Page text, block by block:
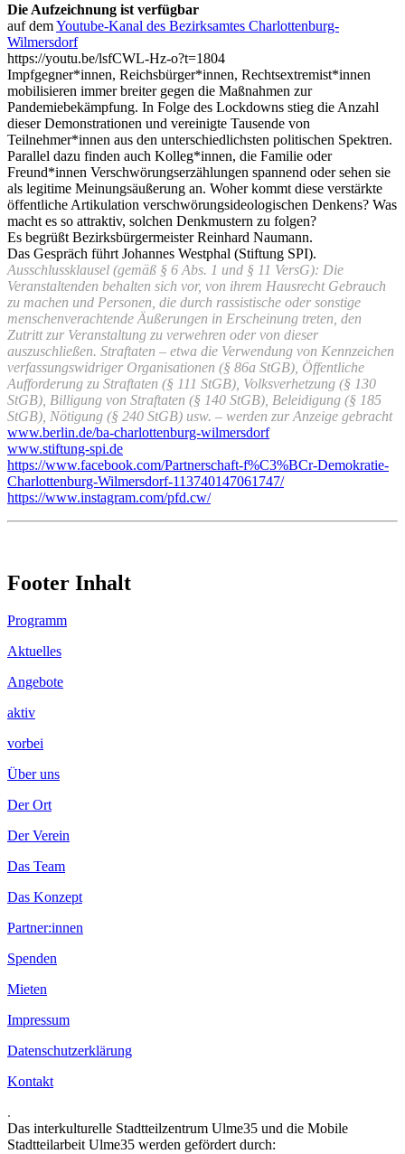
Die Aufzeichnung ist verfügbar
auf demYoutube-Kanal des Bezirksamtes Charlottenburg-
Wilmersdorf
https://youtu.be/lsfCWL-Hz-o?t=1804
Impfgegner*innen, Reichsbürger*innen, Rechtsextremist*innen
mobilisieren immer breiter gegen die Maßnahmen zur
Pandemiebekämpfung. In Folge des Lockdowns stieg die Anzahl
dieser Demonstrationen und vereinigte Tausende von
Teilnehmer*innen aus den unterschiedlichsten politischen Spektren.
Parallel dazu finden auch Kolleg*innen, die Familie oder
Freund*innen Verschwörungserzählungen spannend oder sehen sie
als legitime Meinungsäußerung an. Woher kommt diese verstärkte
öffentliche Artikulation verschwörungsideologischen Denkens? Was
macht es so attraktiv, solchen Denkmustern zu folgen?
Es begrüßt Bezirksbürgermeister Reinhard Naumann.
Das Gespräch führt Johannes Westphal (Stiftung SPI).
Ausschlussklausel (gemäß § 6 Abs. 1 und § 11 VersG): Die
Veranstaltenden behalten sich vor, von ihrem Hausrecht Gebrauch
zu machen und Personen, die durch rassistische oder sonstige
menschenverachtende Äußerungen in Erscheinung treten, den
Zutritt zur Veranstaltung zu verwehren oder von dieser
auszuschließen. Straftaten – etwa die Verwendung von Kennzeichen
verfassungswidriger Organisationen (§ 86a StGB), Öffentliche
Aufforderung zu Straftaten (§ 111 StGB), Volksverhetzung (§ 130
StGB), Billigung von Straftaten (§ 140 StGB), Beleidigung (§ 185
StGB), Nötigung (§ 240 StGB) usw. – werden zur Anzeige gebracht
www.berlin.de/ba-charlottenburg-wilmersdorf
www.stiftung-spi.de
https://www.facebook.com/Partnerschaft-f%C3%BCr-Demokratie-
Charlottenburg-Wilmersdorf-113740147061747/
https://www.instagram.com/pfd.cw/
Footer Inhalt
Programm
Aktuelles
Angebote
aktiv
vorbei
Über uns
Der Ort
Der Verein
Das Team
Das Konzept
Partner:innen
Spenden
Mieten
Impressum
Datenschutzerklärung
Kontakt
.
Das interkulturelle Stadtteilzentrum Ulme35 und die Mobile
Stadtteilarbeit Ulme35 werden gefördert durch: